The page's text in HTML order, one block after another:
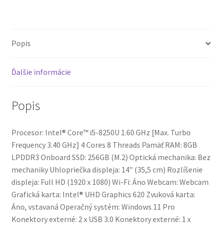
Popis
Ďalšie informácie
Popis
Procesor: Intel® Core™ i5-8250U 1.60 GHz [Max. Turbo
Frequency 3.40 GHz] 4 Cores 8 Threads Pamäť RAM: 8GB
LPDDR3 Onboard SSD: 256GB (M.2) Optická mechanika: Bez
mechaniky Uhlopriečka displeja: 14" (35,5 cm) Rozlíšenie
displeja: Full HD (1920 x 1080) Wi-Fi: Áno Webcam: Webcam
Grafická karta: Intel® UHD Graphics 620 Zvuková karta:
Áno, vstavaná Operačný systém: Windows 11 Pro
Konektory externé: 2 x USB 3.0 Konektory externé: 1 x